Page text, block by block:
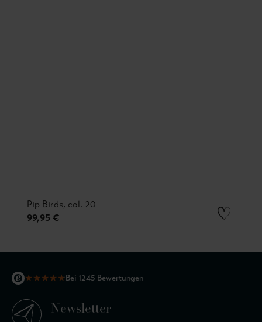
Pip Birds, col. 20
99,95 €
★★★★★Bei 1245 Bewertungen
Newsletter